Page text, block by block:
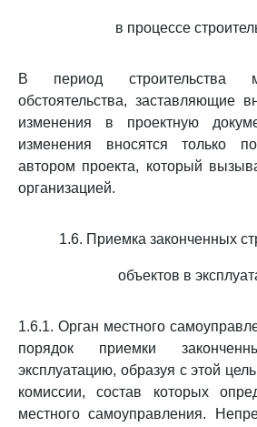
в процессе
В период строительства
обстоятельства, заставляющие
изменения в проектную
изменения вносятся только
автором проекта, который
организацией.
1.6. Приемка законченных
объектов в
1.6.1. Орган местного
порядок приемки
эксплуатацию, образуя с этой
комиссии, состав которых
местного самоуправления.